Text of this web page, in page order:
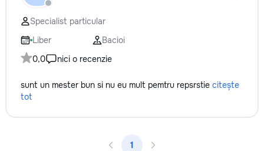
не включается? Не спешите
покупать новую! Спасем ваш
бюджет.
Specialist particular
Liber
Bacioi
0,0
nici o recenzie
sunt un mester bun si nu eu mult pemtru repsrstie citește
tot
1